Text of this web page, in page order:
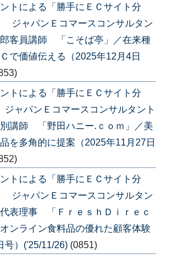
トによる「勝手にＥＣサイト分
ャパンＥコマースコンサルタン
客員講師 「こそば亭」／在来種
で価値伝える（2025年12月4日
トによる「勝手にＥＣサイト分
ャパンＥコマースコンサルタント
講師 「野田ハニー.ｃｏｍ」／美
を多角的に提案（2025年11月27日
トによる「勝手にＥＣサイト分
ャパンＥコマースコンサルタン
表理事 「ＦｒｅｓｈＤｉｒｅｃ
ンライン食料品の優れた顧客体験
号）('25/11/26) (0851)